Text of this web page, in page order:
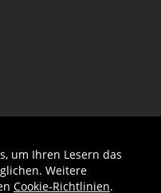
um Ihren Lesern das
Weitere
Cookie-Richtlinien.
Auftrag widerrufen